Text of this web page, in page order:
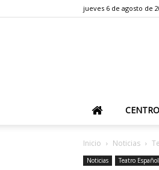
jueves 6 de agosto de
Inicio Noticias
Noticias Teatro Español